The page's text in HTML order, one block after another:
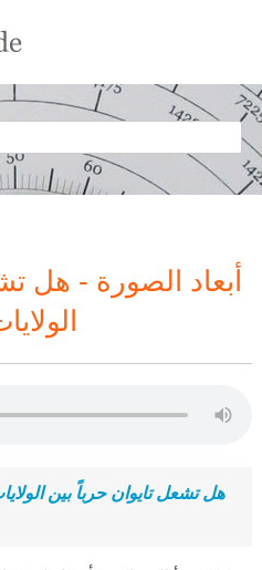
أبعاد الصورة - هل
هل تشعل تايوان حرباً بين